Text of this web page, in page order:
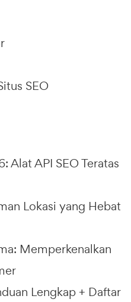
SEO
Alat API SEO Teratas
Lokasi yang Hebat
Memperkenalkan
Lengkap + Daftar